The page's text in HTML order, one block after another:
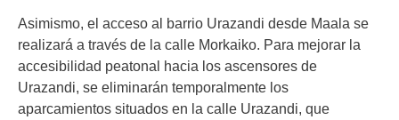
Asimismo, el acceso al barrio Urazandi desde Maala se
realizará a través de la calle Morkaiko. Para mejorar la
accesibilidad peatonal hacia los ascensores de
Urazandi, se eliminarán temporalmente los
aparcamientos situados en la calle Urazandi, que